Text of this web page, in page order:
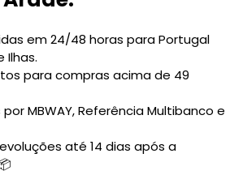
em 24/48 horas para Portugal
Ilhas.
para compras acima de 49
MBWAY, Referência Multibanco e
até 14 dias após a